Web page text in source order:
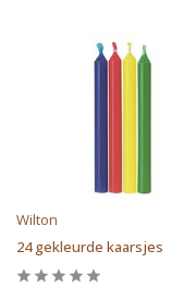
Wilton
24 gekleurde kaarsjes